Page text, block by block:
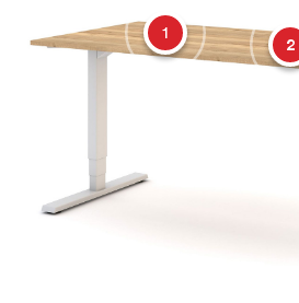
1
2